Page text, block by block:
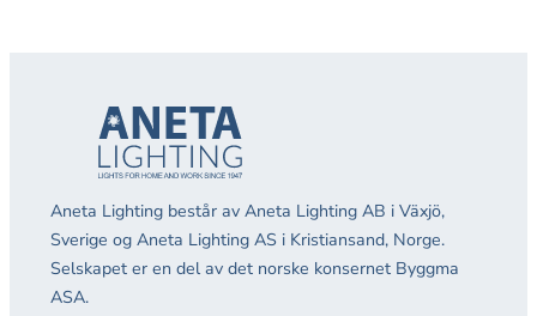
Aneta Lighting består av Aneta Lighting AB i Växjö,
Sverige og Aneta Lighting AS i Kristiansand, Norge.
Selskapet er en del av det norske konsernet Byggma
ASA.